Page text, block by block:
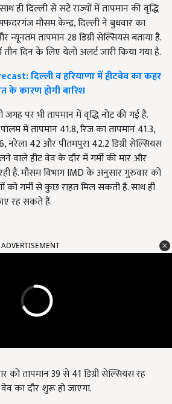
ही दिल्ली से सटे राज्यों में तापमान की वृद्धि
मौसम केन्द्र, दिल्ली ने बुधवार का
तापमान 28 डिग्री सेल्सियस बताया है.
दिन के लिए येलो अलर्ट जारी किया गया है.
दिल्ली व हरियाणा में हीटवेव का कहर
के कारण होगी बारिश
पर भी तापमान में वृद्धि नोट की गई है.
में तापमान 41.8, रिज का तापमान 41.3,
नरेला 42 और पी​तमपुरा 42.2 डिग्री सेल्सियस
वाले हीट वेव के दौर में गर्मी की मार और
है. मौसम विभाग IMD के अनुसार गुरुवार को
को गर्मी से कुछ राहत मिल सकती है. साथ ही
रह सकते हैं.
ADVERTISEMENT
तापमान 39 से 41 डिग्री सेल्सियस रह
का दौर शुरू हो जाएगा.